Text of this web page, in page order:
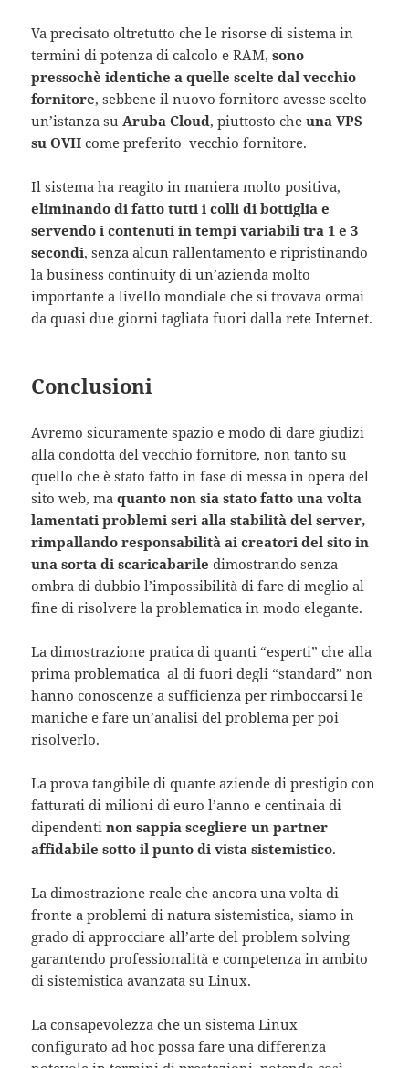
Va precisato oltretutto che le risorse di sistema in
termini di potenza di calcolo e RAM,sono
pressochè identiche a quelle scelte dal vecchio
fornitore, sebbene il nuovo fornitore avesse scelto
un’istanza suAruba Cloud, piuttosto cheuna VPS
su OVH come preferito vecchio fornitore.
Il sistema ha reagito in maniera molto positiva,
eliminando di fatto tutti i colli di bottiglia e
servendo i contenuti in tempi variabili tra 1 e 3
secondi, senza alcun rallentamento e ripristinando
la business continuity di un’azienda molto
importante a livello mondiale che si trovava ormai
da quasi due giorni tagliata fuori dalla rete Internet.
Conclusioni
Avremo sicuramente spazio e modo di dare giudizi
alla condotta del vecchio fornitore, non tanto su
quello che è stato fatto in fase di messa in opera del
sito web, maquanto non sia stato fatto una volta
lamentati problemi seri alla stabilità del server,
rimpallando responsabilità ai creatori del sito in
una sorta di scaricabarile dimostrando senza
ombra di dubbio l’impossibilità di fare di meglio al
fine di risolvere la problematica in modo elegante.
La dimostrazione pratica di quanti “esperti” che alla
prima problematica al di fuori degli “standard” non
hanno conoscenze a sufficienza per rimboccarsi le
maniche e fare un’analisi del problema per poi
risolverlo.
La prova tangibile di quante aziende di prestigio con
fatturati di milioni di euro l’anno e centinaia di
dipendentinon sappia scegliere un partner
affidabile sotto il punto di vista sistemistico.
La dimostrazione reale che ancora una volta di
fronte a problemi di natura sistemistica, siamo in
grado di approcciare all’arte del problem solving
garantendo professionalità e competenza in ambito
di sistemistica avanzata su Linux.
La consapevolezza che un sistema Linux
configurato ad hoc possa fare una differenza